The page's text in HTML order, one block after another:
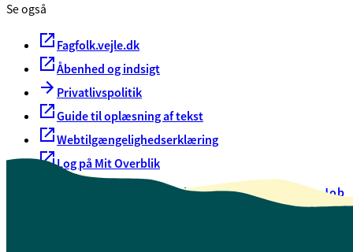
Se også
Fagfolk.vejle.dk
Åbenhed og indsigt
Privatlivspolitik
Guide til oplæsning af tekst
Webtilgængelighedserklæring
Log på Mit Overblik
Oversigt over selvbetjeningJob